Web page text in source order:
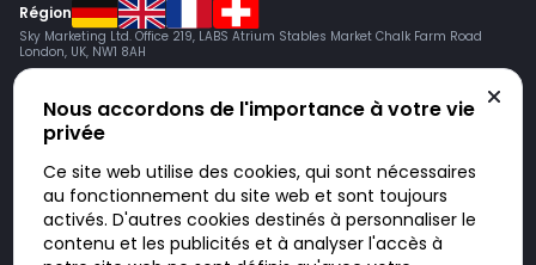
Région
Sky Marketing Ltd. Office 219, LABS Atrium Stables Market Chalk Farm Road
London, UK, NW1 8AH
Doktorabc.com est une plateforme de mise en relation et n’est pas une
Nous accordons de l'importance à votre vie
privée
Ce site web utilise des cookies, qui sont nécessaires
au fonctionnement du site web et sont toujours
activés. D'autres cookies destinés à personnaliser le
contenu et les publicités et à analyser l'accès à